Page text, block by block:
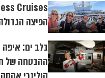
הפיצה
בלב ים:
ההבטחה של